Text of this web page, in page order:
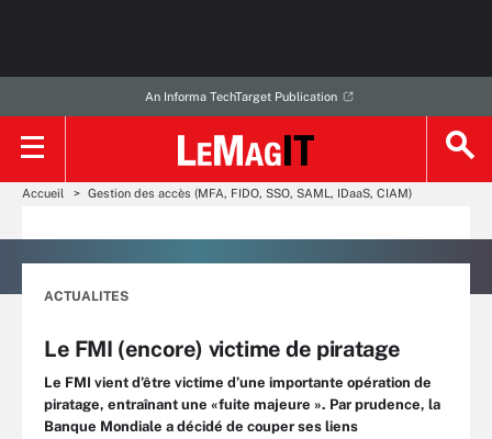
An Informa TechTarget Publication
Accueil Gestion des accès (MFA, FIDO, SSO, SAML, IDaaS, CIAM)
ACTUALITES
Le FMI (encore) victime de piratage
Le FMI vient d’être victime d’une importante opération de
piratage, entraînant une «fuite majeure ». Par prudence, la
Banque Mondiale a décidé de couper ses liens